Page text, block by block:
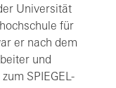
Universität
für
er nach dem
und
SPIEGEL-